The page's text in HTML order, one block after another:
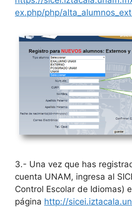
ex.php/php/
3.- Una vez que has
cuenta UNAM, ingresa al
Control Escolar de Idiomas)
página http://